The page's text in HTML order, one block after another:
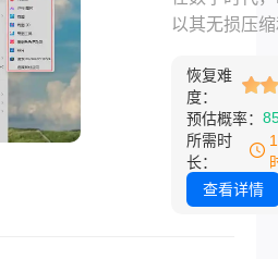
感不言而喻
办公人员还
生，掌握一
性的PNG文
方法都至关
方法：一篇
修复指南！
以其无损压
性，成为我
工作、学习
中最常用的
式之一。然
您兴冲冲地
恢复难
度：
预估概率：
所需时
长：
查看详情